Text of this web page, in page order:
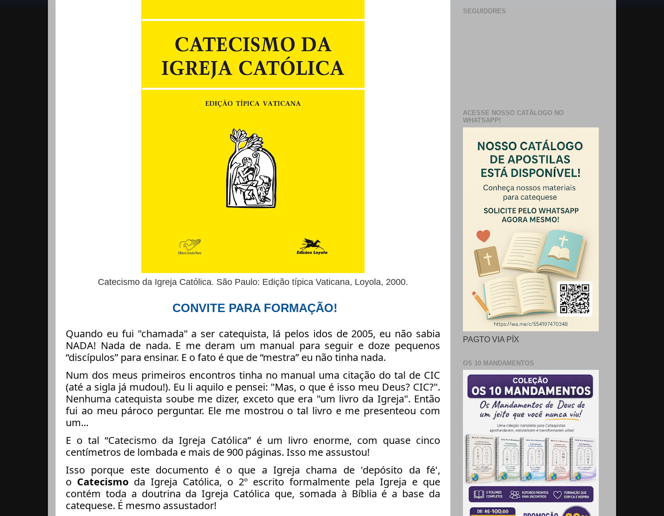
Catecismo da Igreja Católica. São Paulo: Edição típica Vaticana, Loyola, 2000.
CONVITE PARA FORMAÇÃO!
Quando eu fui "chamada" a ser catequista, lá pelos idos de 2005, eu não sabia
NADA! Nada de nada. E me deram um manual para seguir e doze pequenos
“discípulos” para ensinar. E o fato é que de “mestra” eu não tinha nada.
Num dos meus primeiros encontros tinha no manual uma citação do tal de CIC
(até a sigla já mudou!). Eu li aquilo e pensei: "Mas, o que é isso meu Deus? CIC?".
Nenhuma catequista soube me dizer, exceto que era "um livro da Igreja". Então
fui ao meu pároco perguntar. Ele me mostrou o tal livro e me presenteou com
um...
E o tal “Catecismo da Igreja Católica” é um livro enorme, com quase cinco
centímetros de lombada e mais de 900 páginas. Isso me assustou!
Isso porque este documento é o que a Igreja chama de 'depósito da fé',
o Catecismoda Igreja Católica, o 2º escrito formalmente pela Igreja e que
contém toda a doutrina da Igreja Católica que, somada à Bíblia é a base da
catequese. É mesmo assustador!
SEGUIDORES
ACESSE NOSSO CATÁLOGO NO
WHATSAPP!
PAGTO VIA PÍX
OS 10 MANDAMENTOS